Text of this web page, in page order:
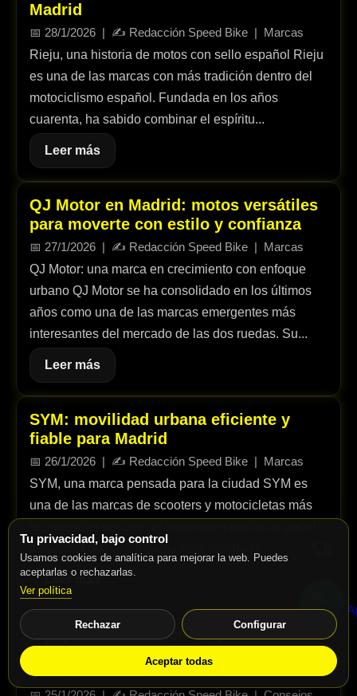
Tu privacidad, bajo control
Usamos cookies de analítica para mejorar la web. Puedes
aceptarlas o rechazarlas.
Ver política
Rechazar Configurar
Aceptar todas
Madrid
📅 28/1/2026 | ✍️ Redacción Speed Bike Marcas
Rieju, una historia de motos con sello español Rieju
es una de las marcas con más tradición dentro del
motociclismo español. Fundada en los años
cuarenta, ha sabido combinar el espíritu...
Leer más
QJ Motor en Madrid: motos versátiles
para moverte con estilo y confianza
📅 27/1/2026 | ✍️ Redacción Speed Bike Marcas
QJ Motor: una marca en crecimiento con enfoque
urbano QJ Motor se ha consolidado en los últimos
años como una de las marcas emergentes más
interesantes del mercado de las dos ruedas. Su...
Leer más
SYM: movilidad urbana eficiente y
fiable para Madrid
📅 26/1/2026 | ✍️ Redacción Speed Bike Marcas
SYM, una marca pensada para la ciudad SYM es
una de las marcas de scooters y motocicletas más
movilidad diaria. Su gama está orientada...
Leer más
Equipamiento motero imprescindible
para disfrutar y conducir seguro en
Madrid